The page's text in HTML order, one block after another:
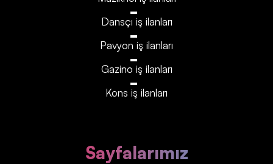
Dansçı iş ilanları
Pavyon iş ilanları
Gazino iş ilanları
Kons iş ilanları
Sayfalarımız